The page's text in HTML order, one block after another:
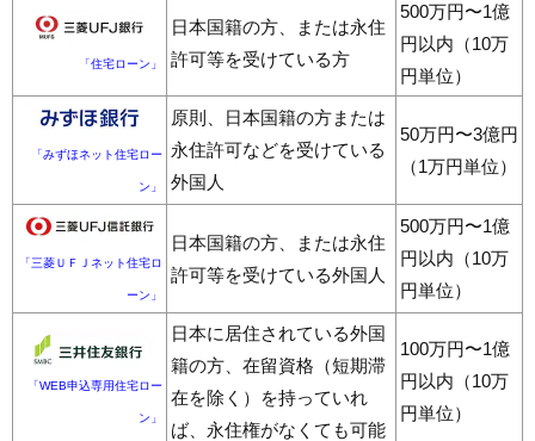
「住宅ローン」
日本国籍の方、または永住
許可等を受けている方
500万円〜1億
円以内（10万
円単位）
「みずほネット住宅ロー
ン」
原則、日本国籍の方または
永住許可などを受けている
外国人
50万円〜3億円
（1万円単位）
「三菱ＵＦＪネット住宅ロ
ーン」
日本国籍の方、または永住
許可等を受けている外国人
500万円〜1億
円以内（10万
円単位）
「WEB申込専用住宅ロー
ン」
日本に居住されている外国
籍の方、在留資格（短期滞
在を除く）を持っていれ
ば、永住権がなくても可能
100万円〜1億
円以内（10万
円単位）